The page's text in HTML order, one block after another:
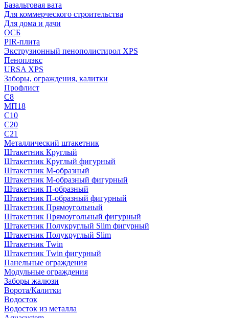
Базальтовая вата
Для коммерческого строительства
Для дома и дачи
ОСБ
PIR-плита
Экструзионный пенополистирол XPS
Пеноплэкс
URSA XPS
Заборы, ограждения, калитки
Профлист
С8
МП18
С10
С20
С21
Металлический штакетник
Штакетник Круглый
Штакетник Круглый фигурный
Штакетник М-образный
Штакетник М-образный фигурный
Штакетник П-образный
Штакетник П-образный фигурный
Штакетник Прямоугольный
Штакетник Прямоугольный фигурный
Штакетник Полукруглый Slim фигурный
Штакетник Полукруглый Slim
Штакетник Twin
Штакетник Twin фигурный
Панельные ограждения
Модульные ограждения
Заборы жалюзи
Ворота/Калитки
Водосток
Водосток из металла